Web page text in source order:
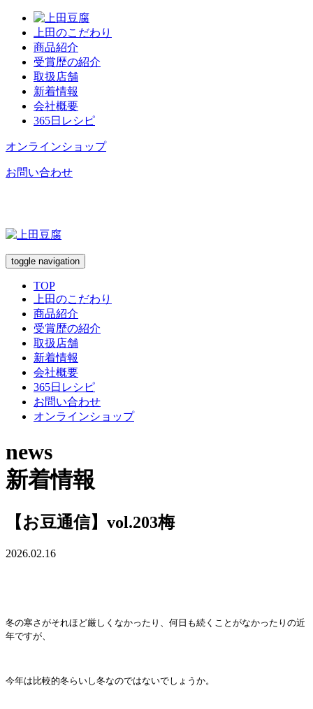
上田のこだわり
商品紹介
受賞歴の紹介
取扱店舗
新着情報
会社概要
365日レシピ
オンラインショップ
お問い合わせ
toggle navigation
TOP
上田のこだわり
商品紹介
受賞歴の紹介
取扱店舗
新着情報
会社概要
365日レシピ
お問い合わせ
オンラインショップ
news
新着情報
【お豆通信】vol.203梅
2026.02.16
冬の寒さがそれほど厳しくなかったり、何日も続くことがなかったりの近
年ですが、
今年は比較的冬らいし冬なのではないでしょうか。